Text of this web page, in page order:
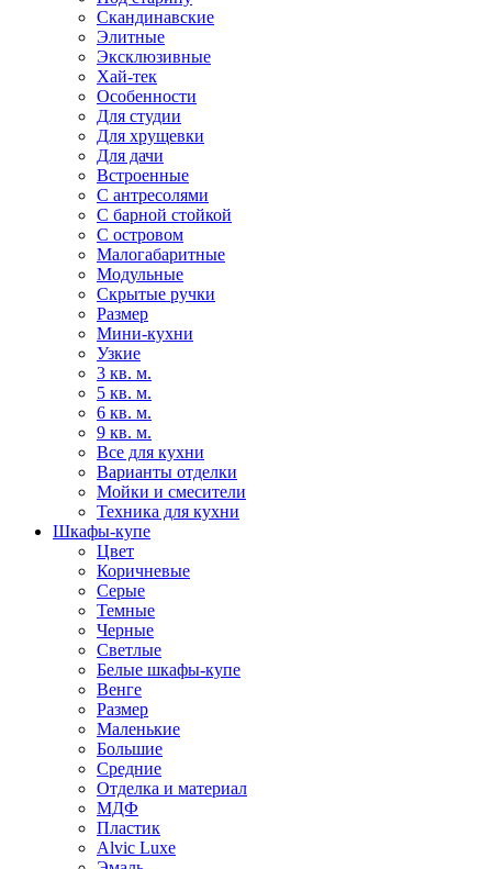
Скандинавские
Элитные
Эксклюзивные
Хай-тек
Особенности
Для студии
Для хрущевки
Для дачи
Встроенные
С антресолями
С барной стойкой
С островом
Малогабаритные
Модульные
Скрытые ручки
Размер
Мини-кухни
Узкие
3 кв. м.
5 кв. м.
6 кв. м.
9 кв. м.
Все для кухни
Варианты отделки
Мойки и смесители
Техника для кухни
Шкафы-купе
Цвет
Коричневые
Серые
Темные
Черные
Светлые
Белые шкафы-купе
Венге
Размер
Маленькие
Большие
Средние
Отделка и материал
МДФ
Пластик
Alvic Luxe